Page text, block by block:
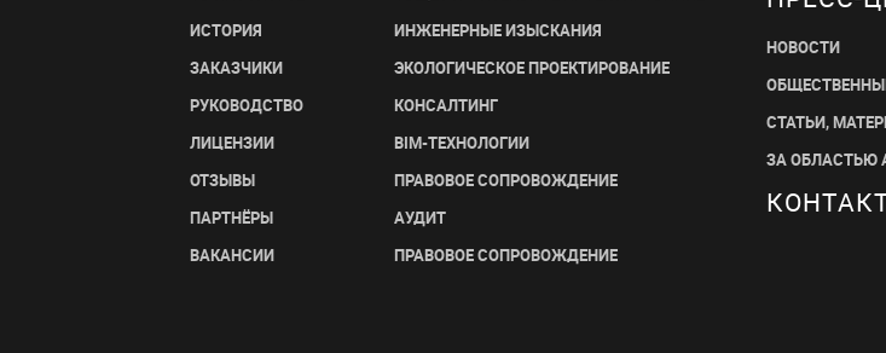
ИСТОРИЯ
ЗАКАЗЧИКИ
РУКОВОДСТВО
ЛИЦЕНЗИИ
ОТЗЫВЫ
ПАРТНЁРЫ
ВАКАНСИИ
ИНЖЕНЕРНЫЕ ИЗЫСКАНИЯ
ЭКОЛОГИЧЕСКОЕ ПРОЕКТИРОВАНИЕ
КОНСАЛТИНГ
BIM-ТЕХНОЛОГИИ
ПРАВОВОЕ СОПРОВОЖДЕНИЕ
АУДИТ
ПРАВОВОЕ СОПРОВОЖДЕНИЕ
НОВОСТИ
СТАТЬИ,
ЗА ОБЛАСТЬЮ